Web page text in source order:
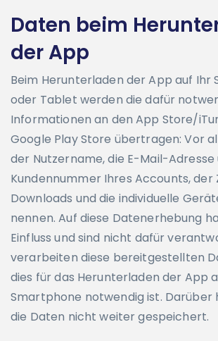
Daten beim
der App
Beim Herunterladen der App auf Ihr
oder Tablet werden die dafür
Informationen an den App Store/
Google Play Store übertragen: Vor
der Nutzername, die E-Mail-Adresse
Kundennummer Ihres Accounts, der
Downloads und die individuelle
nennen. Auf diese Datenerhebung
Einfluss und sind nicht dafür
verarbeiten diese bereitgestellten
dies für das Herunterladen der App
Smartphone notwendig ist. Darüber
die Daten nicht weiter gespeichert.